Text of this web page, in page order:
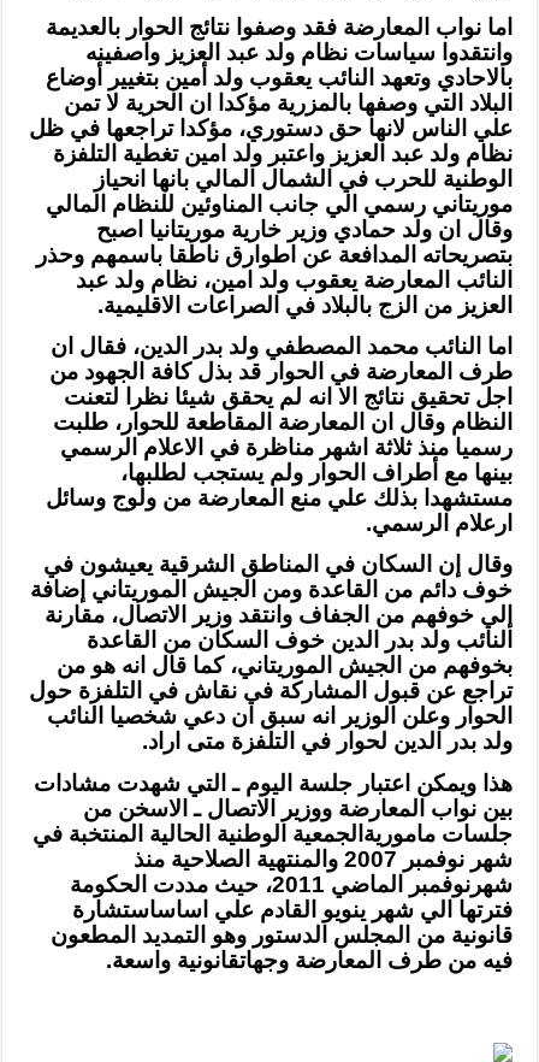
اما نواب المعارضة فقد وصفوا نتائج الحوار بالعديمة
وانتقدوا سياسات نظام ولد عبد العزيز واصفينه
بالاحادي وتعهد النائب يعقوب ولد أمين بتغيير أوضاع
البلاد التي وصفها بالمزرية مؤكدا ان الحرية لا تمن
علي الناس لانها حق دستوري، مؤكدا تراجعها في ظل
نظام ولد عبد العزيز واعتبر ولد امين تغطية التلفزة
الوطنية للحرب في الشمال المالي بانها انحياز
موريتاني رسمي الي جانب المناوئين للنظام المالي
وقال ان ولد حمادي وزير خارية موريتانيا اصبح
بتصريحاته المدافعة عن اطوارق ناطقا باسمهم وحذر
النائب المعارضة يعقوب ولد امين، نظام ولد عبد
العزيز من الزج بالبلاد في الصراعات الاقليمية.
اما النائب محمد المصطفي ولد بدر الدين، فقال ان
طرف المعارضة في الحوار قد بذل كافة الجهود من
اجل تحقيق نتائج الا انه لم يحقق شيئا نظرا لتعنت
النظام وقال ان المعارضة المقاطعة للحوار، طلبت
رسميا منذ ثلاثة اشهر مناظرة في الاعلام الرسمي
بينها مع أطراف الحوار ولم يستجب لطلبها،
مستشهدا بذلك علي منع المعارضة من ولوج وسائل
ارعلام الرسمي.
وقال إن السكان في المناطق الشرقية يعيشون في
خوف دائم من القاعدة ومن الجيش الموريتاني إضافة
إلي خوفهم من الجفاف وانتقد وزير الاتصال، مقارنة
النائب ولد بدر الدين خوف السكان من القاعدة
بخوفهم من الجيش الموريتاني، كما قال انه هو من
تراجع عن قبول المشاركة في نقاش في التلفزة حول
الحوار وعلن الوزير انه سبق ان دعي شخصيا النائب
ولد بدر الدين لحوار في التلفزة متى اراد.
هذا ويمكن اعتبار جلسة اليوم ـ التي شهدت مشادات
بين نواب المعارضة ووزير الاتصال ـ الاسخن من
جلسات مامورية الجمعية الوطنية الحالية المنتخبة في
شهر نوفمبر 2007 والمنتهية الصلاحية منذ
شهر
نوفمبر الماضي 2011، حيث مددت الحكومة
فترتها الي شهر ينويو القادم علي اساساستشارة
قانونية من المجلس الدستور وهو التمديد المطعون
فيه من طرف المعارضة وجهاتقانونية واسعة.